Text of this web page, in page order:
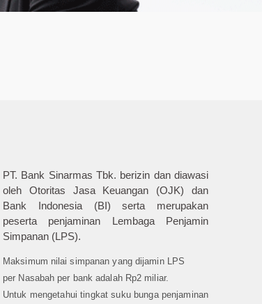
PT. Bank Sinarmas Tbk. berizin dan diawasi
oleh Otoritas Jasa Keuangan (OJK) dan
Bank Indonesia (BI) serta merupakan
peserta penjaminan Lembaga Penjamin
Simpanan (LPS).
Maksimum nilai simpanan yang dijamin LPS
per Nasabah per bank adalah Rp2 miliar.
Untuk mengetahui tingkat suku bunga penjaminan